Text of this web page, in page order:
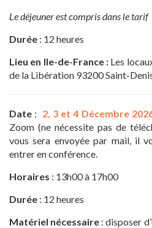
Le déjeuner est compris dans le tarif
Durée : 12 heures
Lieu en Ile-de-France : Les
de la Libération 93200 Saint-
Date : 2, 3 et 4 Décembre
Zoom (ne nécessite pas de
vous sera envoyée par mail, il
entrer en conférence.
Horaires : 13h00 à 17h00
Durée : 12 heures
Matériel nécessaire : disposer